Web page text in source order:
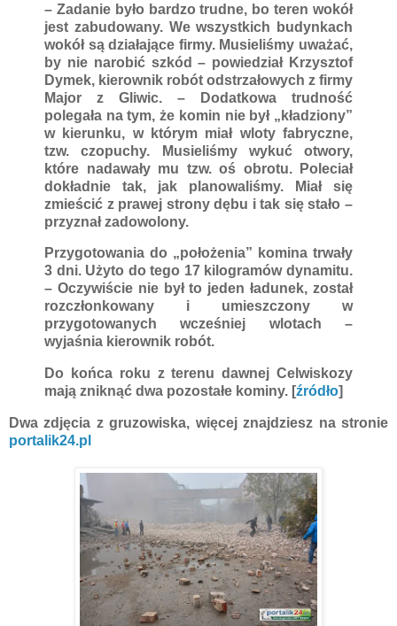
– Zadanie było bardzo trudne, bo teren wokół
jest zabudowany. We wszystkich budynkach
wokół są działające firmy. Musieliśmy uważać,
by nie narobić szkód – powiedział Krzysztof
Dymek, kierownik robót odstrzałowych z firmy
Major z Gliwic. – Dodatkowa trudność
polegała na tym, że komin nie był „kładziony”
w kierunku, w którym miał wloty fabryczne,
tzw. czopuchy. Musieliśmy wykuć otwory,
które nadawały mu tzw. oś obrotu. Poleciał
dokładnie tak, jak planowaliśmy. Miał się
zmieścić z prawej strony dębu i tak się stało –
przyznał zadowolony.
Przygotowania do „położenia” komina trwały
3 dni. Użyto do tego 17 kilogramów dynamitu.
– Oczywiście nie był to jeden ładunek, został
rozczłonkowany i umieszczony w
przygotowanych wcześniej wlotach –
wyjaśnia kierownik robót.
Do końca roku z terenu dawnej Celwiskozy
mają zniknąć dwa pozostałe kominy. [źródło]
Dwa zdjęcia z gruzowiska, więcej znajdziesz na stronie
portalik24.pl